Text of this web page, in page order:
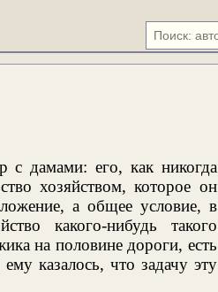
с дамами: его, как никогда
хозяйством, которое он
а общее условие, в
какого-нибудь такого
на половине дороги, есть
казалось, что задачу эту